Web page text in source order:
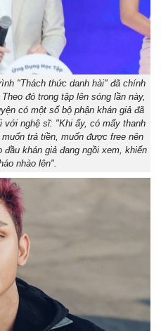
"Thách thức danh hài" đã chính
đó trong tập lên sóng lần này,
có một số bộ phận khán giả đã
với nghệ sĩ: "Khi ấy, có mấy thanh
trả tiền, muốn được free nên
khán giả đang ngồi xem, khiến
nhào lên".